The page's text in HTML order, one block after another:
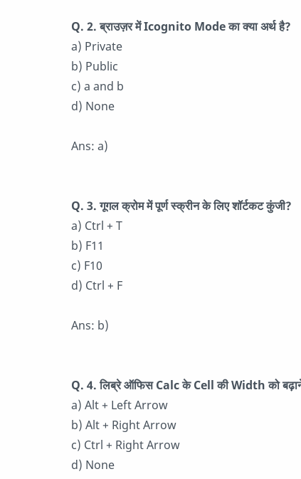
Q. 2. ब्राउज़र में Icognito Mode का क्या अर्थ है?
a) Private
b) Public
c) a and b
d) None
Ans: a)
Q. 3. गूगल क्रोम में पूर्ण स्क्रीन के लिए शॉर्टकट कुंजी?
a) Ctrl + T
b) F11
c) F10
d) Ctrl + F
Ans: b)
Q. 4. लिब्रे ऑफिस Calc के Cell की Width को बढ़ाने
a) Alt + Left Arrow
b) Alt + Right Arrow
c) Ctrl + Right Arrow
d) None